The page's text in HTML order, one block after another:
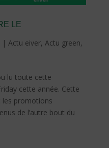
LE
| Actu eiver, Actu green,
lu toute cette
cette année. Cette
les promotions
de l’autre bout du